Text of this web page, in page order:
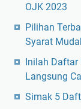
OJK 2023
Pilihan
Syarat
Inilah Daftar
Langsung
Simak 5